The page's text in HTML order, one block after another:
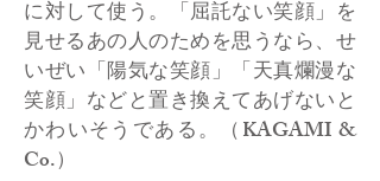
に対して使う。「屈託ない笑顔」を
見せるあの人のためを思うなら、せ
いぜい「陽気な笑顔」「天真爛漫な
笑顔」などと置き換えてあげないと
かわいそうである。（KAGAMI &
Co.）